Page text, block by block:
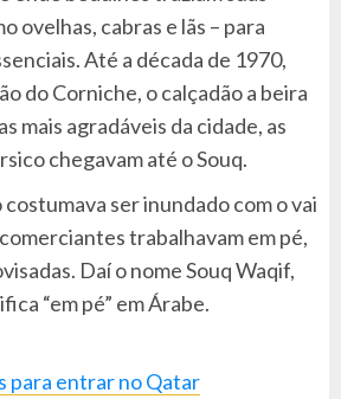
ovelhas, cabras e lãs – para
Até a década de 1970,
do Corniche, o calçadão a beira
mais agradáveis da cidade, as
chegavam até o Souq.
costumava ser inundado com o vai
trabalhavam em pé,
Daí o nome Souq Waqif,
“em pé” em Árabe.
para entrar no Qatar